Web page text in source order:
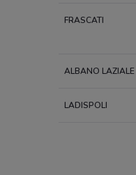
FRASCATI
ALBANO LAZIALE
LADISPOLI